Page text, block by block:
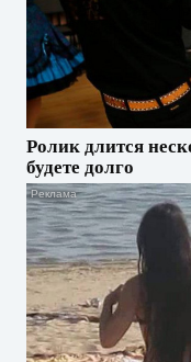
Ролик длится
будете долго